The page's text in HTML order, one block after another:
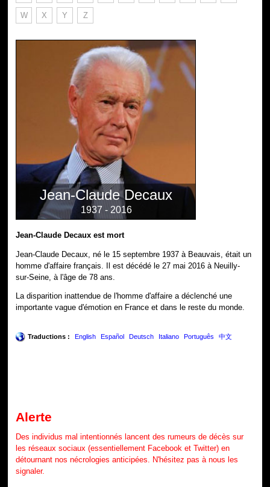
W X Y Z
Jean-Claude Decaux
1937 - 2016
Jean-Claude Decaux est mort
Jean-Claude Decaux, né le 15 septembre 1937 à Beauvais, était un
homme d'affaire français. Il est décédé le 27 mai 2016 à Neuilly-
sur-Seine, à l'âge de 78 ans.
La disparition inattendue de l'homme d'affaire a déclenché une
importante vague d'émotion en France et dans le reste du monde.
Traductions : English Español Deutsch Italiano Português 中文
Alerte
Des individus mal intentionnés lancent des rumeurs de décès sur
les réseaux sociaux (essentiellement Facebook et Twitter) en
détournant nos nécrologies anticipées. N'hésitez pas à nous les
signaler.